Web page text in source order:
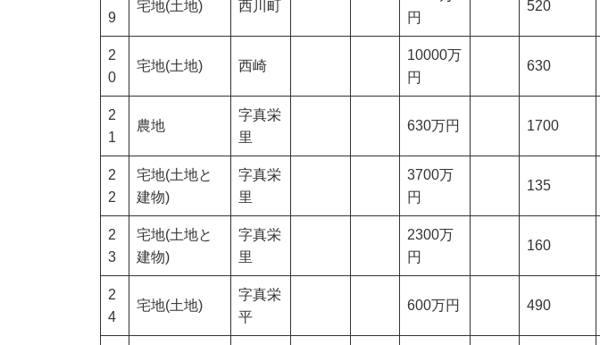
9
宅地(土地) 西川町
円
520
2
0
宅地(土地) 西崎
10000万
円
630
2
1
農地
字真栄
里
630万円 1700
2
2
宅地(土地と
建物)
字真栄
里
3700万
円
135
2
3
宅地(土地と
建物)
字真栄
里
2300万
円
160
2
4
宅地(土地)
字真栄
平
600万円 490